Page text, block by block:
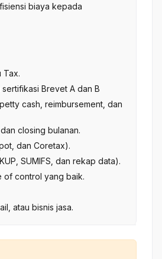
biaya kepada
Tax.
Brevet A dan B
cash, reimbursement, dan
closing bulanan.
dan Coretax).
SUMIFS, dan rekap data).
of control yang baik.
atau bisnis jasa.